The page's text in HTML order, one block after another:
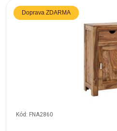
Doprava ZDARMA
Kód: FNA2860